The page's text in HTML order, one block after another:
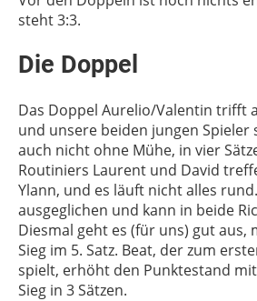
steht 3:3.
Die Doppel
Das Doppel Aurelio/Valentin trifft
und unsere beiden jungen Spieler
auch nicht ohne Mühe, in vier
Routiniers Laurent und David
Ylann, und es läuft nicht alles
ausgeglichen und kann in beide
Diesmal geht es (für uns) gut aus,
Sieg im 5. Satz. Beat, der zum
spielt, erhöht den Punktestand
Sieg in 3 Sätzen.